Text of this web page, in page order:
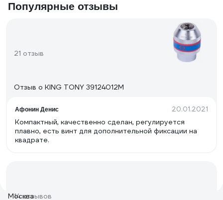
Популярные отзывы
21 отзыв
Отзыв о KING TONY 39124012M
Афонин Денис 20.01.2021
Компактный, качественно сделан, регулируется
плавно, есть винт для дополнительной фиксации на
квадрате.
14 отзывов
Москва